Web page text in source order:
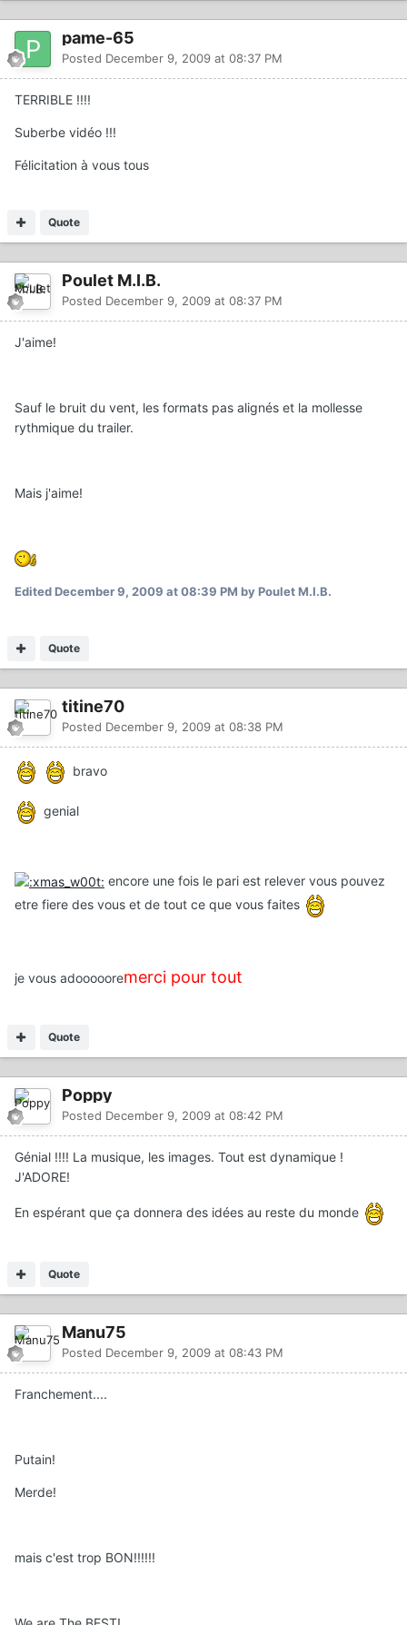
pame-65
Posted December 9, 2009 at 08:37 PM
TERRIBLE !!!!
Suberbe vidéo !!!
Félicitation à vous tous
Quote
Poulet M.I.B.
Posted December 9, 2009 at 08:37 PM
J'aime!
Sauf le bruit du vent, les formats pas alignés et la mollesse
rythmique du trailer.
Mais j'aime!
EditedDecember 9, 2009 at 08:39 PM by Poulet M.I.B.
Quote
titine70
Posted December 9, 2009 at 08:38 PM
bravo
genial
encore une fois le pari est relever vous pouvez
etre fiere des vous et de tout ce que vous faites
je vous adoooooremerci pour tout
Quote
Poppy
Posted December 9, 2009 at 08:42 PM
Génial !!!! La musique, les images. Tout est dynamique !
J'ADORE!
En espérant que ça donnera des idées au reste du monde
Quote
Manu75
Posted December 9, 2009 at 08:43 PM
Franchement....
Putain!
Merde!
mais c'est trop BON!!!!!!